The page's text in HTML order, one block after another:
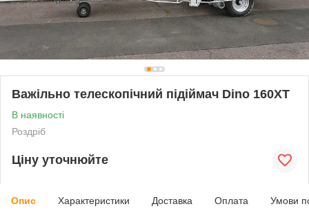
Важільно телескопічний підіймач Dino 160XT
В наявності
Роздріб
Ціну уточнюйте
Опис Характеристики Доставка Оплата Умови